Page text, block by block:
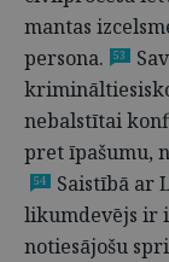
mantas
persona.
53
nebalstītai
pret īpašumu,
54
Saistībā ar
likumdevējs ir
notiesājošu